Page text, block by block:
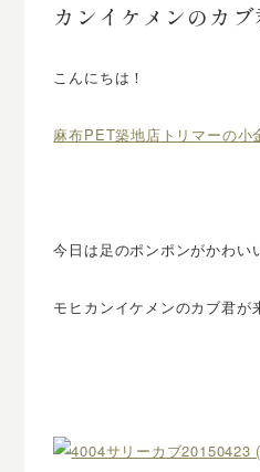
カンイケメンのカブ
こんにちは！
麻布PET築地店トリマーの小
今日は足のポンポンがかわい
モヒカンイケメンのカブ君が